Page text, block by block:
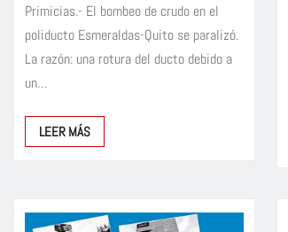
Primicias.- El bombeo de crudo en el
poliducto Esmeraldas-Quito se paralizó.
La razón: una rotura del ducto debido a
un…
LEER MÁS